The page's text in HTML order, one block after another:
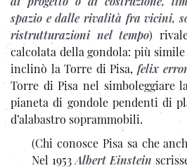
spazio e dalle rivalità fra vicini,
ristrutturazioni nel tempo)
calcolata della gondola: più
inclinò la Torre di Pisa, felix
Torre di Pisa nel simboleggiare
pianeta di gondole pendenti di
d’alabastro soprammobili.
(Chi conosce Pisa sa che
Nel 1953 Albert Einstein